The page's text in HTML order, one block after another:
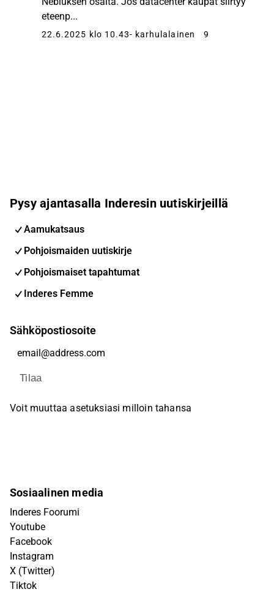
eteenp...
22.6.2025 klo 10.43- karhulalainen 9
Pysy ajantasalla Inderesin uutiskirjeillä
Aamukatsaus
Pohjoismaiden uutiskirje
Pohjoismaiset tapahtumat
Inderes Femme
Sähköpostiosoite
Tilaa
Voit muuttaa asetuksiasi milloin tahansa
Sosiaalinen media
Inderes Foorumi
Youtube
Facebook
Instagram
X (Twitter)
Tiktok